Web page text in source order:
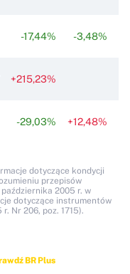
-17,44% -3,48%
+215,23%
-29,03% +12,48%
dotyczące kondycji
przepisów
2005 r. w
dotyczące instrumentów
Nr 206, poz. 1715).
BR Plus